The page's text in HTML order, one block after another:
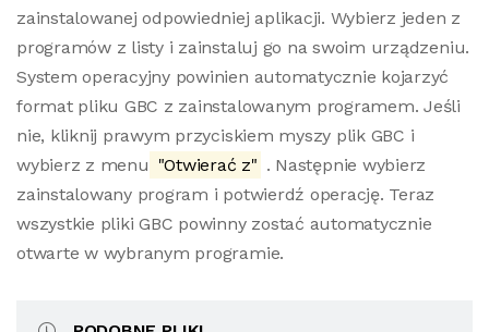
zainstalowanej odpowiedniej aplikacji. Wybierz jeden z
programów z listy i zainstaluj go na swoim urządzeniu.
System operacyjny powinien automatycznie kojarzyć
format pliku GBC z zainstalowanym programem. Jeśli
nie, kliknij prawym przyciskiem myszy plik GBC i
wybierz z menu "Otwierać z" . Następnie wybierz
zainstalowany program i potwierdź operację. Teraz
wszystkie pliki GBC powinny zostać automatycznie
otwarte w wybranym programie.